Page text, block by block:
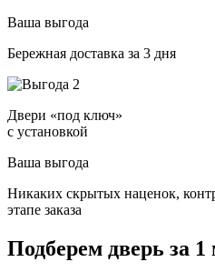
Ваша выгода
Бережная доставка за 3 дня
Двери «под ключ»
с установкой
Ваша выгода
Никаких скрытых наценок,
этапе заказа
Подберем дверь за 1